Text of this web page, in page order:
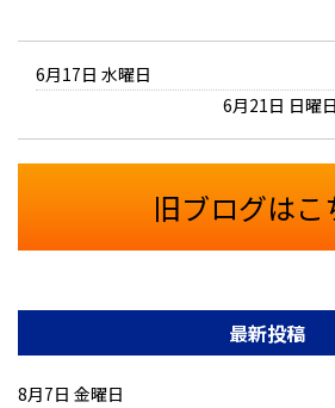
6月17日 水曜日
6月21日 日曜
旧ブログはこ
最新投稿
8月7日 金曜日